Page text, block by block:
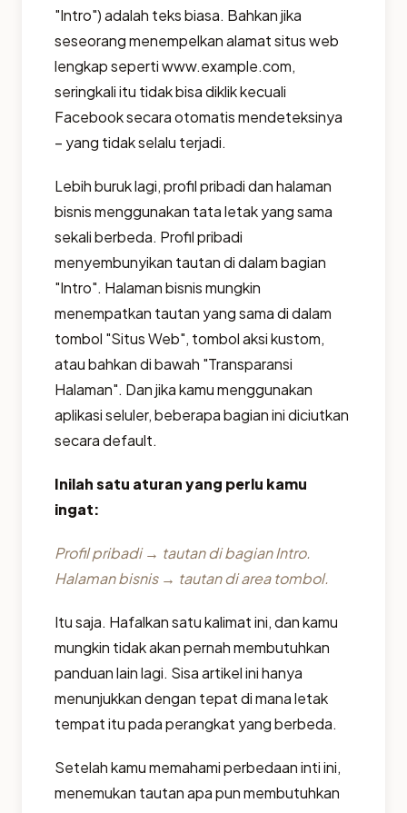
"Intro") adalah teks biasa. Bahkan jika
seseorang menempelkan alamat situs web
lengkap seperti www.example.com,
seringkali itu tidak bisa diklik kecuali
Facebook secara otomatis mendeteksinya
– yang tidak selalu terjadi.
Lebih buruk lagi, profil pribadi dan halaman
bisnis menggunakan tata letak yang sama
sekali berbeda. Profil pribadi
menyembunyikan tautan di dalam bagian
"Intro". Halaman bisnis mungkin
menempatkan tautan yang sama di dalam
tombol "Situs Web", tombol aksi kustom,
atau bahkan di bawah "Transparansi
Halaman". Dan jika kamu menggunakan
aplikasi seluler, beberapa bagian ini diciutkan
secara default.
Inilah satu aturan yang perlu kamu
ingat:
Profil pribadi → tautan di bagian Intro.
Halaman bisnis → tautan di area tombol.
Itu saja. Hafalkan satu kalimat ini, dan kamu
mungkin tidak akan pernah membutuhkan
panduan lain lagi. Sisa artikel ini hanya
menunjukkan dengan tepat di mana letak
tempat itu pada perangkat yang berbeda.
Setelah kamu memahami perbedaan inti ini,
menemukan tautan apa pun membutuhkan